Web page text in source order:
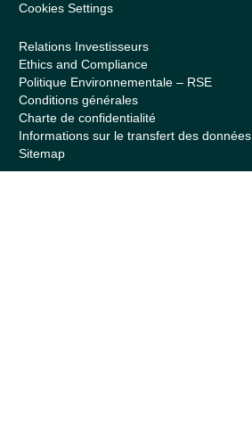
Cookies Settings
Relations Investisseurs
Ethics and Compliance
Politique Environnementale – RSE
Conditions générales
Charte de confidentialité
Informations sur le transfert des données
Sitemap